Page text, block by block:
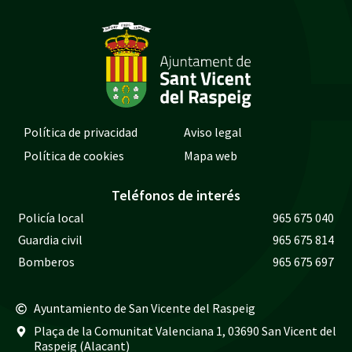
Política de privacidad
Aviso legal
Política de cookies
Mapa web
Teléfonos de interés
Policía local
965 675 040
Guardia civil
965 675 814
Bomberos
965 675 697
Ayuntamiento de San Vicente del Raspeig
Plaça de la Comunitat Valenciana 1, 03690 San Vicent del
Raspeig (Alacant)